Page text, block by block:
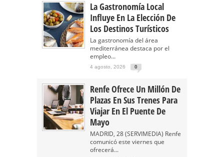
La Gastronomía Local
Influye En La Elección De
Los Destinos Turísticos
La gastronomía del área
mediterránea destaca por el
empleo...
4 agosto, 2026 0
Renfe Ofrece Un Millón De
Plazas En Sus Trenes Para
Viajar En El Puente De
Mayo
MADRID, 28 (SERVIMEDIA) Renfe
comunicó este viernes que
ofrecerá...